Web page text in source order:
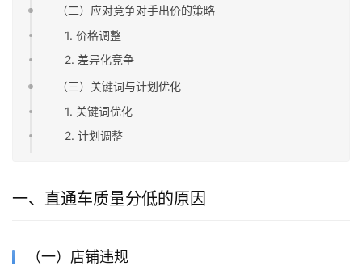
（二）应对竞争对手出价的策略
1. 价格调整
2. 差异化竞争
（三）关键词与计划优化
1. 关键词优化
2. 计划调整
一、直通车质量分低的原因
（一）店铺违规